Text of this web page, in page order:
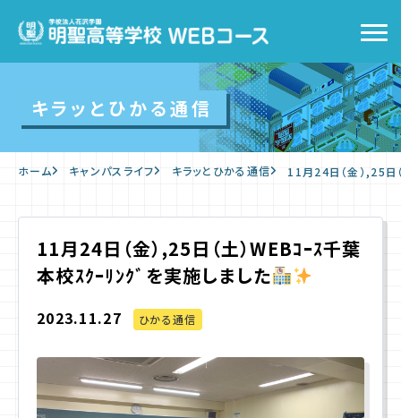
入学をお考えの方へ
よくあるご質問
キラッとひかる通信
ホーム キャンパスライフ キラッとひかる通信 11月24日（金）,25日
11月24日（金）,25日（土）WEBｺｰｽ千葉
本校ｽｸｰﾘﾝｸﾞを実施しました
2023.11.27 ひかる通信